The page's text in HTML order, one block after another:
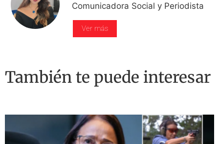
Comunicadora Social y Periodista
Ver más
También te puede interesar